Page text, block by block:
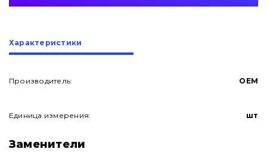
О нас
Характеристики
Производитель: OEM
Единица измерения: шт
Заменители